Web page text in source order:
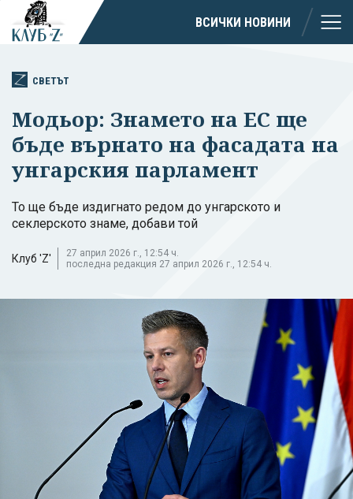
ВСИЧКИ НОВИНИ
СВЕТЪТ
Модьор: Знамето на ЕС ще
бъде върнато на фасадата на
унгарския парламент
То ще бъде издигнато редом до унгарското и
секлерското знаме, добави той
Клуб 'Z'
27 април 2026 г., 12:54 ч.
последна редакция 27 април 2026 г., 12:54 ч.